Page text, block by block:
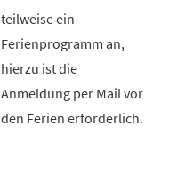
teilweise ein
Ferienprogramm an,
hierzu ist die
Anmeldung per Mail vor
den Ferien erforderlich.